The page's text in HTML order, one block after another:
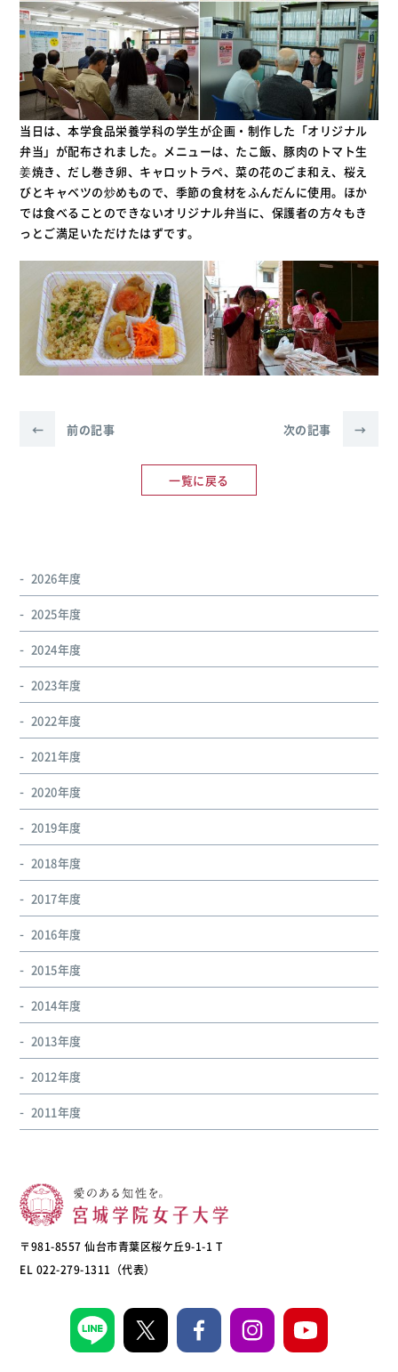
当日は、本学食品栄養学科の学生が企画・制作した「オリジナル
弁当」が配布されました。メニューは、たこ飯、豚肉のトマト生
姜焼き、だし巻き卵、キャロットラペ、菜の花のごま和え、桜え
びとキャベツの炒めもので、季節の食材をふんだんに使用。ほか
では食べることのできないオリジナル弁当に、保護者の方々もき
っとご満足いただけたはずです。
← 前の記事
一覧に戻る
次の記事 →
2026年度
2025年度
2024年度
2023年度
2022年度
2021年度
2020年度
2019年度
2018年度
2017年度
2016年度
2015年度
2014年度
2013年度
2012年度
2011年度
〒981-8557 仙台市青葉区桜ケ丘9-1-1 T
EL 022-279-1311（代表）